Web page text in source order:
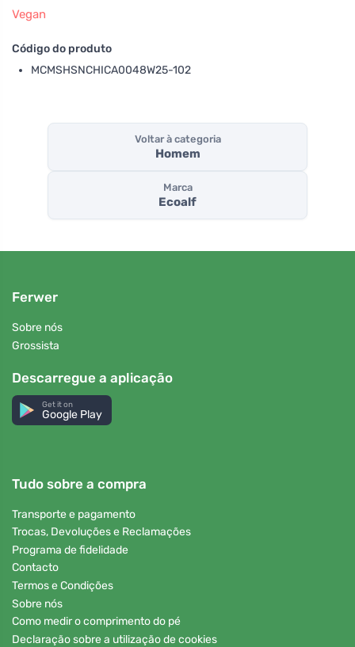
Vegan
Código do produto
MCMSHSNCHICA0048W25-102
Voltar à categoria
Homem
Marca
Ecoalf
Ferwer
Sobre nós
Grossista
Descarregue a aplicação
Get it on
Google Play
Tudo sobre a compra
Transporte e pagamento
Trocas, Devoluções e Reclamações
Programa de fidelidade
Contacto
Termos e Condições
Sobre nós
Como medir o comprimento do pé
Declaração sobre a utilização de cookies